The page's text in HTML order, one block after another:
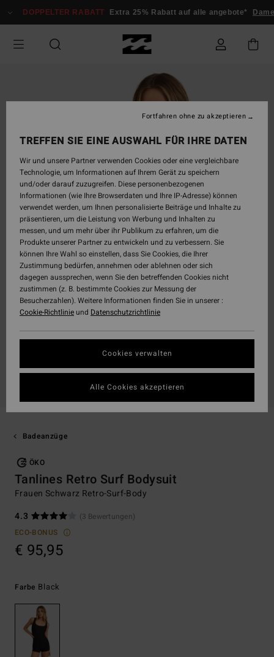
zur
springen
DOPPELTER RABATT Extra 25% Rabatt auf alle angebote* Damen
Badeanzüge
ÖKO
Tanlines Retro Surf Bodysuit
Frauen Schwarz Retro-Surf-Body
4.3
(3 Bewertungen)
ECO-BONUS
€ 95,95
Farbe Black
TREFFEN SIE EINE AUSWAHL FÜR IHRE DATEN
Wir und unsere Partner verwenden Cookies oder eine vergleichbare
Technologie, um Informationen auf Ihrem Gerät zu speichern
und/oder darauf zuzugreifen. Diese personenbezogenen
Informationen (wie Ihre Browserdaten und Ihre IP-Adresse) können
verwendet werden, um Ihnen personalisierte Beiträge und Inhalte zu
präsentieren, um die Leistung von Werbung und Inhalten zu
messen, und um mehr über ihr Publikum zu erfahren, um die
Produkte unserer Partner zu entwickeln und zu verbessern. Sie
können Ihre Wahl so einstellen, dass Sie Cookies, die Ihrer
Zustimmung bedürfen, annehmen oder ablehnen oder sich
dagegen aussprechen, wenn Sie den betreffenden Cookies nicht
zustimmen (z. B. bestimmte Cookies zur Messung der
Besucherzahlen). Weitere Informationen finden Sie in unserer :
Cookie-Richtlinieund Datenschutzrichtlinie
Cookies verwalten
Fortfahren ohne zu akzeptieren
Alle Cookies akzeptieren